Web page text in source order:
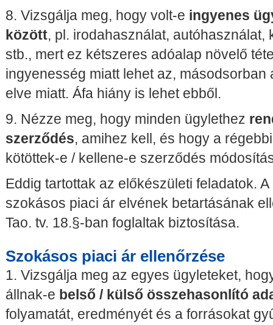
8. Vizsgálja meg, hogy volt-e ingyenes
között, pl. irodahasználat, autóhasználat,
stb., mert ez kétszeres adóalap növelő
ingyenesség miatt lehet az, másodsorban
elve miatt. Áfa hiány is lehet ebből.
9. Nézze meg, hogy minden ügylethez
szerződés, amihez kell, és hogy a
kötöttek-e / kellene-e szerződés
Eddig tartottak az előkészületi feladatok.
szokásos piaci ár elvének betartásának
Tao. tv. 18.§-ban foglaltak biztosítása.
Szokásos piaci ár ellenőrzése
1. Vizsgálja meg az egyes ügyleteket,
állnak-e belső / külső összehasonlító
folyamatát, eredményét és a forrásokat